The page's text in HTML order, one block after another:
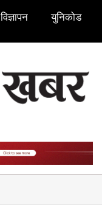
विज्ञापन युनिकोड